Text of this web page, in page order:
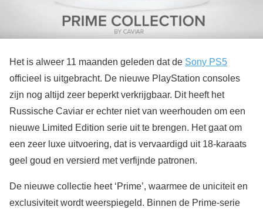
Het is alweer 11 maanden geleden dat de Sony PS5
officieel is uitgebracht. De nieuwe PlayStation consoles
zijn nog altijd zeer beperkt verkrijgbaar. Dit heeft het
Russische Caviar er echter niet van weerhouden om een
nieuwe Limited Edition serie uit te brengen. Het gaat om
een zeer luxe uitvoering, dat is vervaardigd uit 18-karaats
geel goud en versierd met verfijnde patronen.
De nieuwe collectie heet ‘Prime’, waarmee de uniciteit en
exclusiviteit wordt weerspiegeld. Binnen de Prime-serie